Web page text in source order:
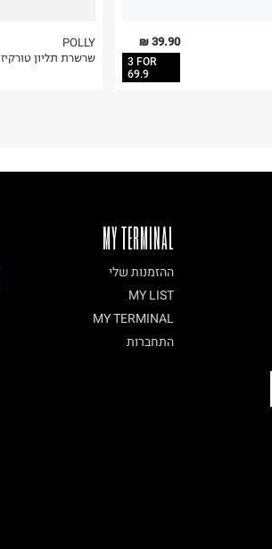
POLLY
שרשרת תליון טורקיז
39.90 ₪
3 FOR
69.9
MY TERMINAL
ההזמנות שלי
MY LIST
MY TERMINAL
התחברות